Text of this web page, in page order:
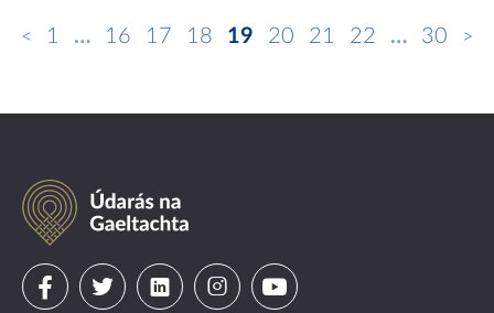
1 … 16 17 18 19 20 21 22 … 30
Údarás
na
Gaeltachta
VisitVisitVisitVisitVisit